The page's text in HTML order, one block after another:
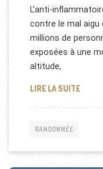
L’anti-
contre le mal aigu
millions de
exposées à une
altitude,
LIRE LA SUITEUN
RANDONNÉE